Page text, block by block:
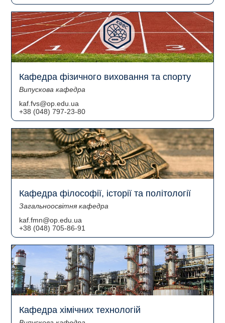
Кафедра фізичного виховання та спорту
Випускова кафедра
kaf.fvs@op.edu.ua
+38 (048) 797-23-80
Кафедра філософії, історії та політології
Загальноосвітня кафедра
kaf.fmn@op.edu.ua
+38 (048) 705-86-91
Кафедра хімічних технологій